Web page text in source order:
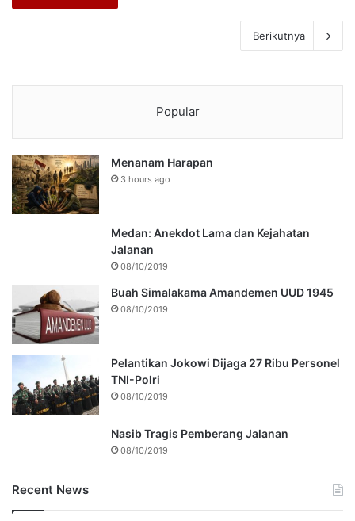
Berikutnya
Popular
Menanam Harapan
3 hours ago
Medan: Anekdot Lama dan Kejahatan
Jalanan
08/10/2019
Buah Simalakama Amandemen UUD 1945
08/10/2019
Pelantikan Jokowi Dijaga 27 Ribu Personel
TNI-Polri
08/10/2019
Nasib Tragis Pemberang Jalanan
08/10/2019
Recent News